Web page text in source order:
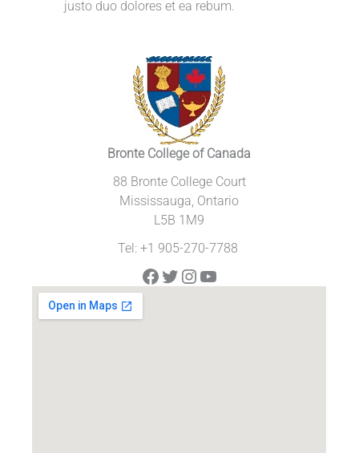
justo duo dolores et ea rebum.
Bronte College of Canada
88 Bronte College Court
Mississauga, Ontario
L5B 1M9
Tel: +1 905-270-7788
Facebook
Twitter
Instagram
YouTube